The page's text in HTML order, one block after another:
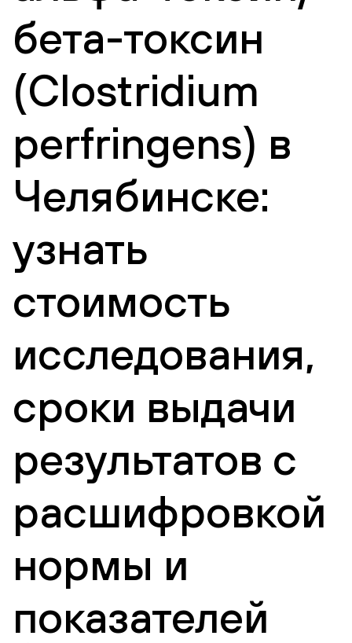
бета-токсин
(Clostridium
perfringens) в
Челябинске:
узнать
стоимость
исследования,
сроки выдачи
результатов с
расшифровкой
нормы и
показателей